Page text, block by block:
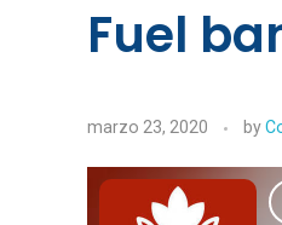
Fuel
marzo 23, 2020 by